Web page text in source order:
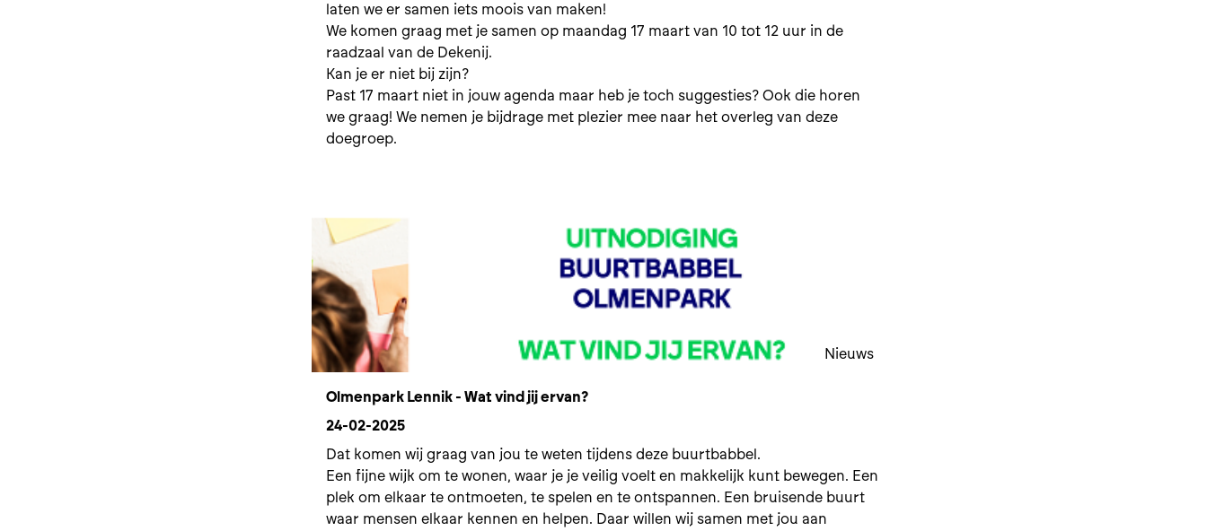
laten we er samen iets moois van maken!
We komen graag met je samen op maandag 17 maart van 10 tot 12 uur in de
raadzaal van de Dekenij.
Kan je er niet bij zijn?
Past 17 maart niet in jouw agenda maar heb je toch suggesties? Ook die horen
we graag! We nemen je bijdrage met plezier mee naar het overleg van deze
doegroep.
Nieuws
Olmenpark Lennik - Wat vind jij ervan?
24-02-2025
Dat komen wij graag van jou te weten tijdens deze buurtbabbel.
Een fijne wijk om te wonen, waar je je veilig voelt en makkelijk kunt bewegen. Een
plek om elkaar te ontmoeten, te spelen en te ontspannen. Een bruisende buurt
waar mensen elkaar kennen en helpen. Daar willen wij samen met jou aan